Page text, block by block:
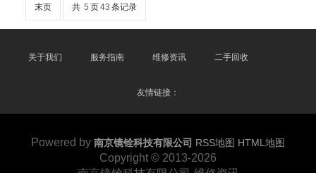
末页 共 5 页43 条记录
关于我们 服务指南 维修资讯 二手回收
友情链接：
Powered by 南京镜铨科技有限公司 RSS地图 HTML地图
Copyright © 2013-2026